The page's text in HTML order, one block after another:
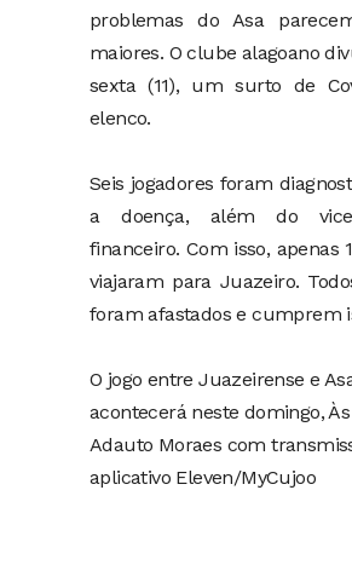
problemas do Asa
maiores. O clube alagoano
sexta (11), um surto de
elenco.
Seis jogadores foram
a doença, além do vice-
financeiro. Com isso, apenas
viajaram para Juazeiro.
foram afastados e cumprem
O jogo entre Juazeirense e
acontecerá neste domingo,
Adauto Moraes com
aplicativo Eleven/MyCujoo